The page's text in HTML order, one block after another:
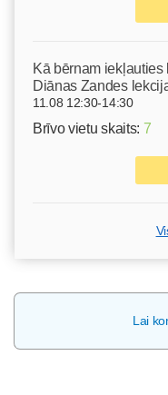
Kā bērnam
Diānas Zandes
11.08 12:30-14:30
Brīvo vietu skaits: 7
Lai